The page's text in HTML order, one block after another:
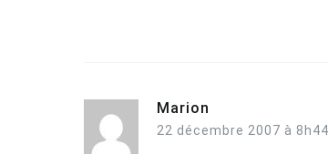
Marion
22 décembre 2007 à 8h44